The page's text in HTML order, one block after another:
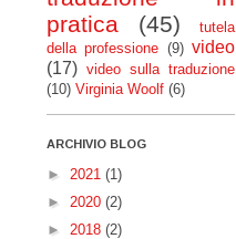
pratica
(45)
tutela
della professione (9) video
(17) video sulla traduzione
(10) Virginia Woolf (6)
ARCHIVIO BLOG
► 2021 (1)
► 2020 (2)
► 2018 (2)